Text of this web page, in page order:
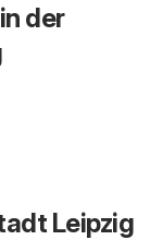
der
Leipzig